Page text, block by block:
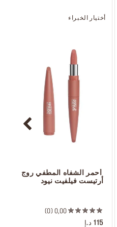
أختيار الخبراء
أرتيست فيلفيت نيود
0,00
0
115 د.إ